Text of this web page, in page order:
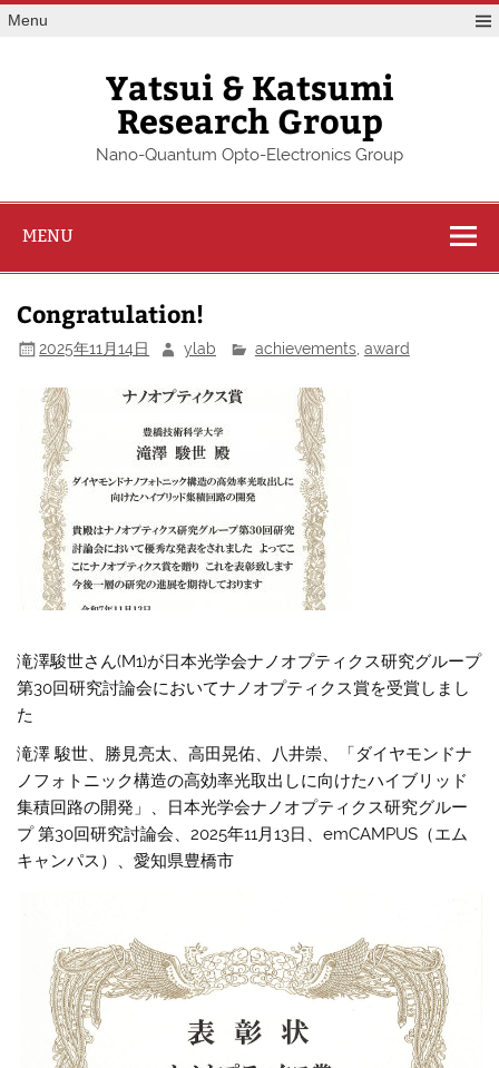
Skip
toMenu
Yatsui & Katsumi
Research Group
Nano-Quantum Opto-Electronics Group
MENU
Congratulation!
2025年11月14日 ylab achievements, award
滝澤駿世さん(M1)が日本光学会ナノオプティクス研究グループ
第30回研究討論会においてナノオプティクス賞を受賞しまし
た
滝澤 駿世、勝見亮太、高田晃佑、八井崇、「ダイヤモンドナ
ノフォトニック構造の高効率光取出しに向けたハイブリッド
集積回路の開発」、日本光学会ナノオプティクス研究グルー
プ 第30回研究討論会、2025年11月13日、emCAMPUS（エム
キャンパス）、愛知県豊橋市